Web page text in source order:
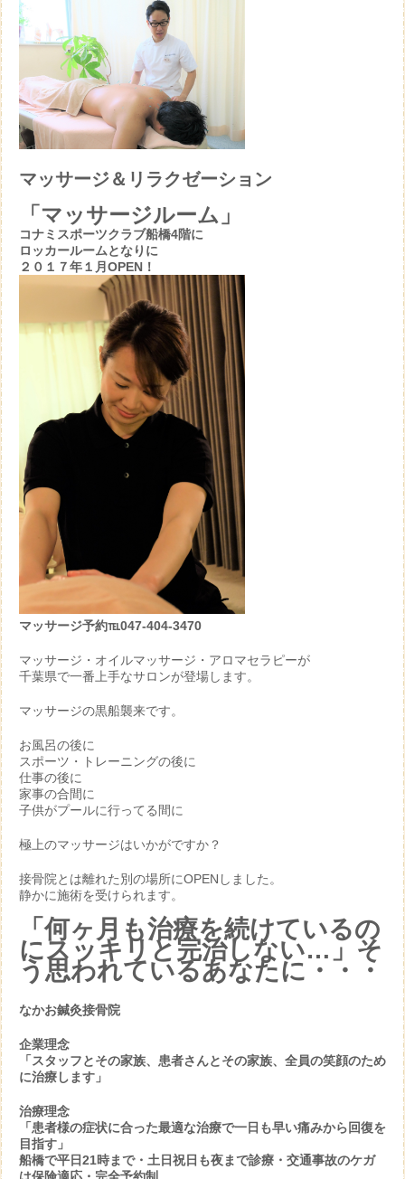
マッサージ＆リラクゼーション
「マッサージルーム」
コナミスポーツクラブ船橋4階に
ロッカールームとなりに
２０１７年１月OPEN！
マッサージ予約℡047-404-3470
マッサージ・オイルマッサージ・アロマセラピーが
千葉県で一番上手なサロンが登場します。
マッサージの黒船襲来です。
お風呂の後に
スポーツ・トレーニングの後に
仕事の後に
家事の合間に
子供がプールに行ってる間に
極上のマッサージはいかがですか？
接骨院とは離れた別の場所にOPENしました。
静かに施術を受けられます。
「何ヶ月も治療を続けているの
にスッキリと完治しない…」そ
う思われているあなたに・・・
なかお鍼灸接骨院
企業理念
「スタッフとその家族、患者さんとその家族、全員の笑顔のため
に治療します」
治療理念
「患者様の症状に合った最適な治療で一日も早い痛みから回復を
目指す」
船橋で平日21時まで・土日祝日も夜まで診療・交通事故のケガ